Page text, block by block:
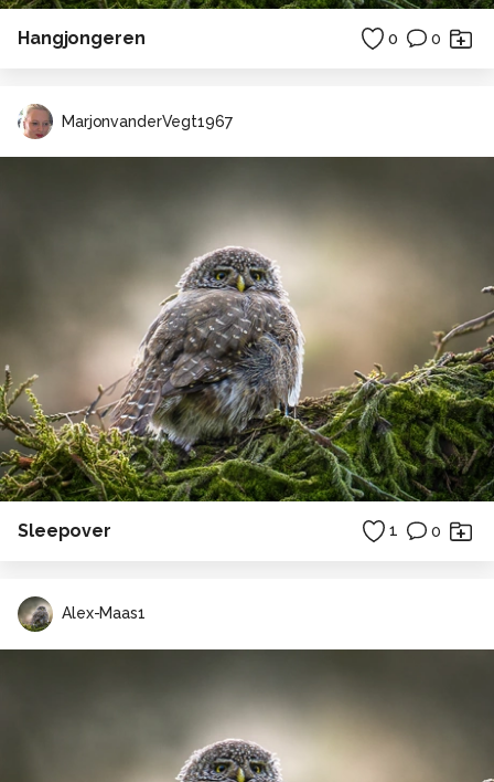
Hangjongeren 0 0
MarjonvanderVegt1967
Sleepover 1 0
Alex-Maas1